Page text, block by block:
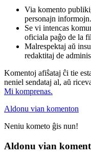
Via komento
personajn informojn.
Se vi intencas
oficiala paĝo de la
Malrespektaj aŭ
redaktitaj de
Komentoj afiŝataj ĉi tie
neniel sendataj al, aŭ
Mi komprenas.
Aldonu vian komenton
Neniu kometo ĝis nun!
Aldonu vian